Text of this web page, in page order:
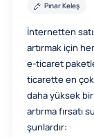
Pınar Keleş
İnternetten
artırmak için
e-ticaret
ticarette en
daha yüksek bir
artırma fırsatı
şunlardır: